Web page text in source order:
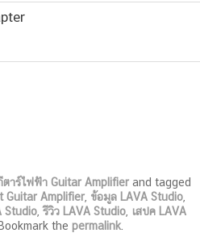
ตาร์ไฟฟ้า Guitar Amplifier and tagged
Guitar Amplifier ข้อมูล LAVA Studio
Studio ,รีวิว LAVA Studio เสปค LAVA
Bookmark the permalink